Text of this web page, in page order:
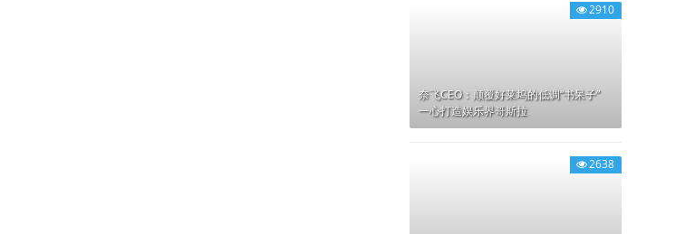
2910
奈飞CEO：颠覆好莱坞的低调“书呆子”
一心打造娱乐界哥斯拉
2638